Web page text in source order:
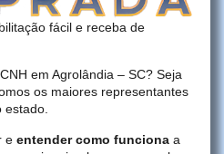
fácil e receba de
em Agrolândia – SC? Seja
os maiores representantes
estado.
e entender como funciona a